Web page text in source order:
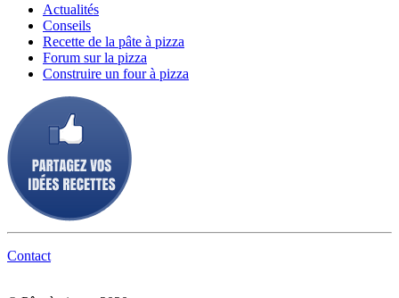
Actualités
Conseils
Recette de la pâte à pizza
Forum sur la pizza
Construire un four à pizza
Contact